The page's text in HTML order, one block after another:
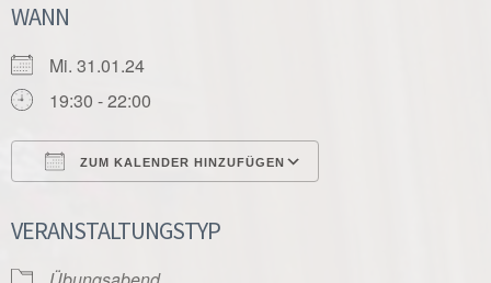
WANN
Mi. 31.01.24
19:30 - 22:00
ZUM KALENDER HINZUFÜGEN
VERANSTALTUNGSTYP